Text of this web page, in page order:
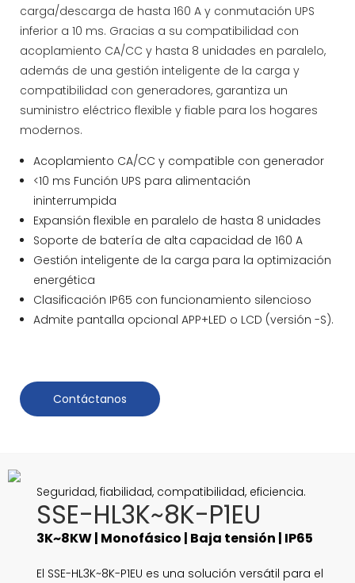
carga/descarga de hasta 160 A y conmutación UPS
inferior a 10 ms. Gracias a su compatibilidad con
acoplamiento CA/CC y hasta 8 unidades en paralelo,
además de una gestión inteligente de la carga y
compatibilidad con generadores, garantiza un
suministro eléctrico flexible y fiable para los hogares
modernos.
Acoplamiento CA/CC y compatible con generador
<10 ms Función UPS para alimentación
ininterrumpida
Expansión flexible en paralelo de hasta 8 unidades
Soporte de batería de alta capacidad de 160 A
Gestión inteligente de la carga para la optimización
energética
Clasificación IP65 con funcionamiento silencioso
Admite pantalla opcional APP+LED o LCD (versión -S).
Contáctanos
Seguridad, fiabilidad, compatibilidad, eficiencia.
SSE-HL3K~8K-P1EU
3K~8KW | Monofásico | Baja tensión | IP65
El SSE-HL3K~8K-P1EU es una solución versátil para el